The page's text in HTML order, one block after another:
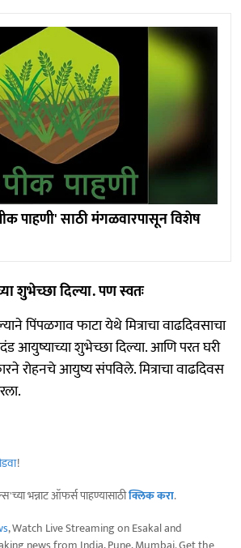
पाहणी' साठी मंगळवारपासून विशेष
शुभेच्छा दिल्या. पण स्वतः
पिंपळगाव फाटा येथे मित्राचा वाढदिवसाचा
आयुष्याच्या शुभेच्छा दिल्या. आणि परत घरी
रोहनचे आयुष्य संपविले. मित्राचा वाढदिवस
!
भन्नाट ऑफर्स पाहण्यासाठीक्लिक करा.
, Watch Live Streaming on Esakal and